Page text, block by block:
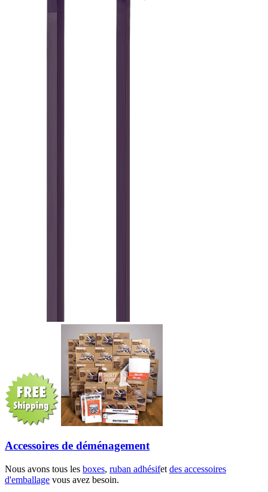
Accessoires de déménagement
Nous avons tous les boxes, ruban adhésifet des accessoires
d'emballage vous avez besoin.